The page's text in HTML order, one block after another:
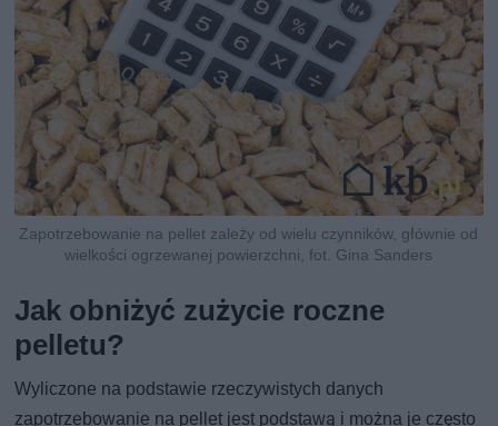
Zapotrzebowanie na pellet zależy od wielu czynników, głównie od
wielkości ogrzewanej powierzchni, fot. Gina Sanders
Jak obniżyć zużycie roczne
pelletu?
Wyliczone na podstawie rzeczywistych danych
zapotrzebowanie na pellet jest podstawą i można je często